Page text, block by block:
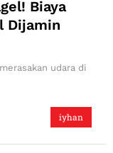
Biaya
Dijamin
iyhan
udara di